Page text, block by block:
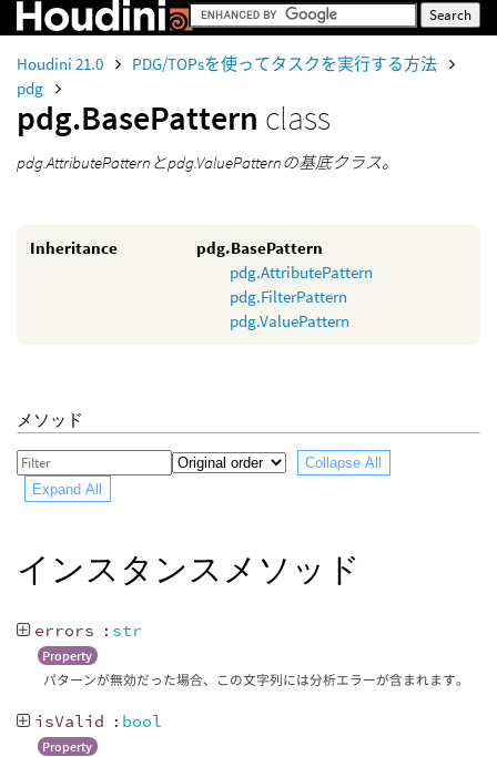
Houdini 21.0
PDG/TOPsを使ってタスクを実行する方法
pdg
pdg.BasePattern class
pdg.AttributePatternとpdg.ValuePatternの基底クラス。
Inheritance
pdg.BasePattern
pdg.AttributePattern
pdg.FilterPattern
pdg.ValuePattern
メソッド
Collapse All
Expand All
インスタンスメソッド
errors : str
Property
パターンが無効だった場合、この文字列には分析エラーが含まれます。
isValid : bool
Property